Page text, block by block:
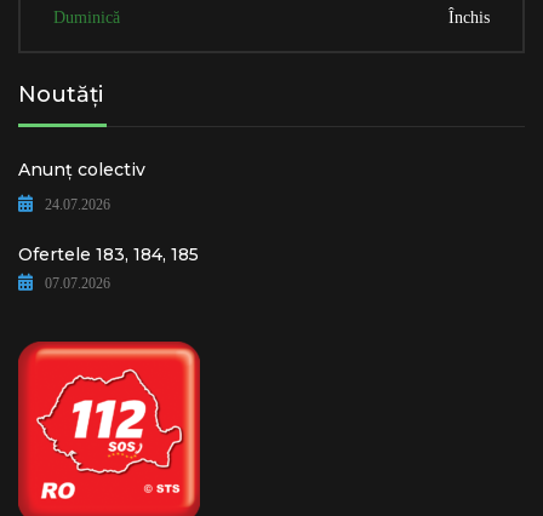
Duminică
Închis
Noutăți
Anunț colectiv
24.07.2026
Ofertele 183, 184, 185
07.07.2026